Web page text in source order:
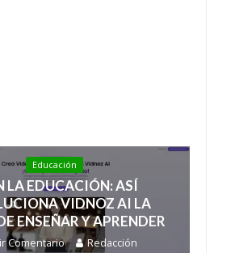
Educación
LA EDUCACIÓN: ASÍ
VIDNOZ AI LA
ENSEÑAR Y APRENDER
Comentario Redacción